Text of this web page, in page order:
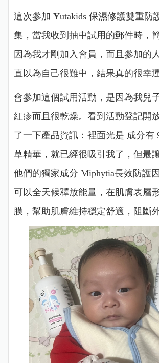
這次參加 Yutakids 保濕修護雙重防
集，當我收到抽中試用的郵件時，
因為我才剛加入會員，而且參加的
直以為自己很難中，結果真的很幸運
會參加這個試用活動，是因為我兒
紅疹而且很乾燥。看到活動登記開
了一下產品資訊：裡面光是 成分有
草精華，就已經很吸引我了，但最
他們的獨家成分 Miphytia長效防護
可以全天候釋放能量，在肌膚表層
膜，幫助肌膚維持穩定舒適，阻斷